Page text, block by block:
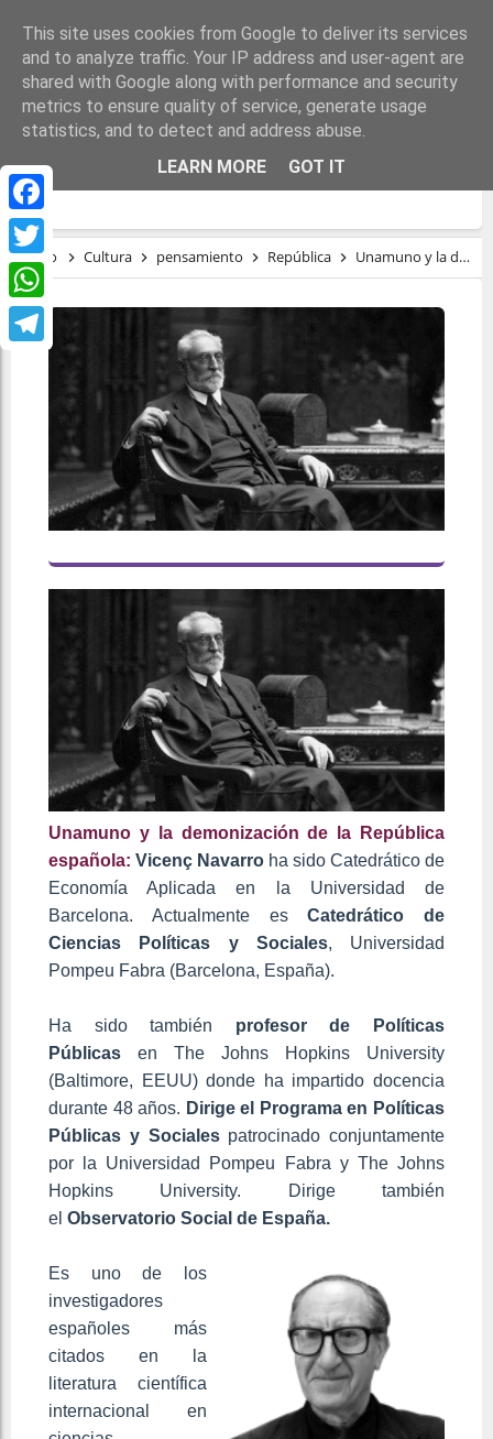
Facebook
Twitter
WhatsApp
Telegram
UNAMUNO Y LA DEMONIZACIÓN DE LA
REPÚBLICA ESPAÑOLA
Inicio Cultura pensamiento República Unamuno y la demonización de la República española
Unamuno y la demonización de la República
española: Vicenç Navarro ha sido Catedrático de
Economía Aplicada en la Universidad de
Barcelona. Actualmente esCatedrático de
Ciencias Políticas y Sociales, Universidad
Pompeu Fabra (Barcelona, España).
Ha sido también profesor de Políticas
Públicas en The Johns Hopkins University
(Baltimore, EEUU) donde ha impartido docencia
durante 48 años. Dirige el Programa en Políticas
Públicas y Socialespatrocinado conjuntamente
por la Universidad Pompeu Fabra y The Johns
Hopkins University. Dirige también
el Observatorio Social de España.
Es uno de los
investigadores
españoles más
citados en la
literatura científica
internacional en
This site uses cookies from Google to deliver its services
and to analyze traffic. Your IP address and user-agent are
shared with Google along with performance and security
metrics to ensure quality of service, generate usage
statistics, and to detect and address abuse.
LEARN MORE
GOT IT